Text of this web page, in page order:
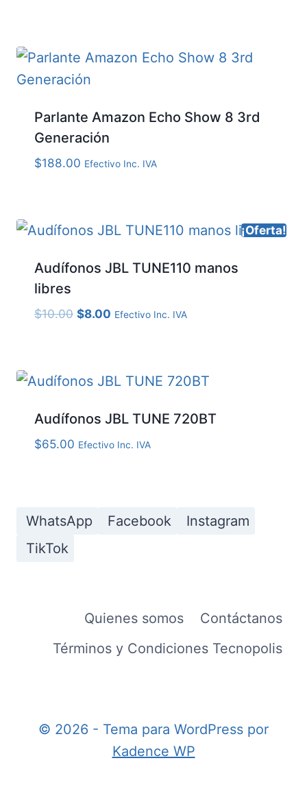
$35.00.$29.00.
Parlante Amazon Echo Show 8 3rd
Generación
$188.00 Efectivo Inc. IVA
¡Oferta!
Audífonos JBL TUNE110 manos
libres
$10.00 El
$10.00.
$8.00 El
$8.00.
Efectivo Inc. IVA
Audífonos JBL TUNE 720BT
$65.00 Efectivo Inc. IVA
WhatsApp Facebook
Instagram
TikTok
Quienes somos
Contáctanos
Términos y Condiciones Tecnopolis
© 2026 - Tema para WordPress por
Kadence WP